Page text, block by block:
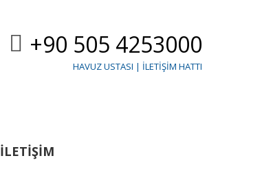
+90 505 4253000
HAVUZ USTASI | İLETIŞIM HATTI
İLETIŞIM